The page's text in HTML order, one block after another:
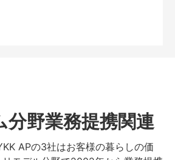
分野業務提携関連
APの3社はお客様の暮らしの価